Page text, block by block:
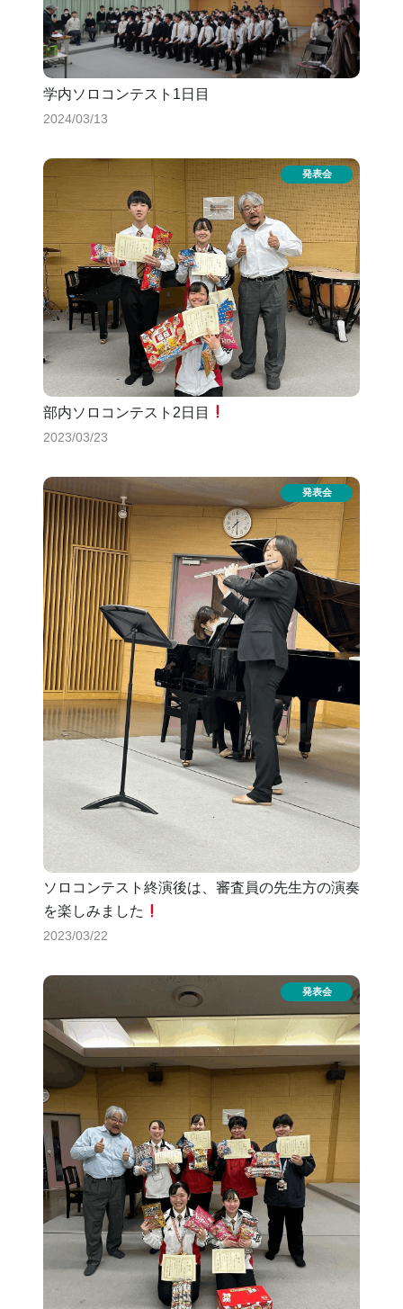
学内ソロコンテスト1日目
2024/03/13
部内ソロコンテスト2日目
2023/03/23
ソロコンテスト終演後は、審査員の先生方の演奏
を楽しみました
2023/03/22